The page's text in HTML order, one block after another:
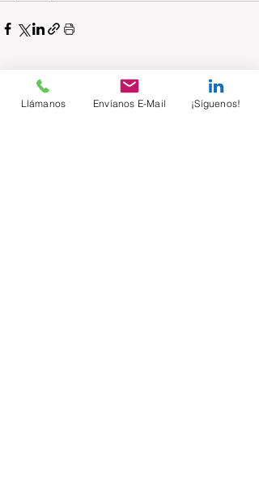
Comentarios
Llámanos Envíanos E-Mail ¡Síguenos!